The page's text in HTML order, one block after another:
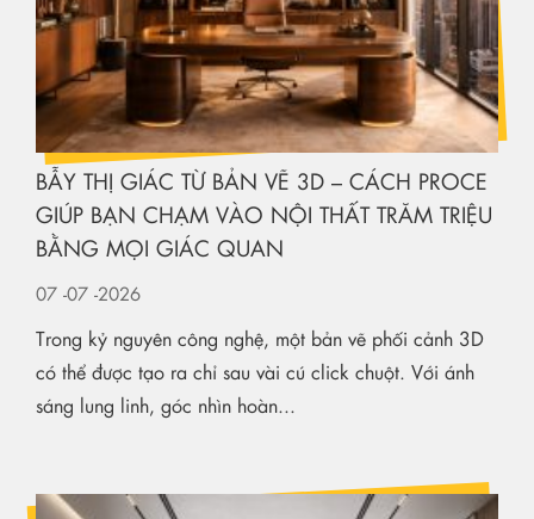
BẪY THỊ GIÁC TỪ BẢN VẼ 3D – CÁCH PROCE
GIÚP BẠN CHẠM VÀO NỘI THẤT TRĂM TRIỆU
BẰNG MỌI GIÁC QUAN
07 -07 -2026
Trong kỷ nguyên công nghệ, một bản vẽ phối cảnh 3D
có thể được tạo ra chỉ sau vài cú click chuột. Với ánh
sáng lung linh, góc nhìn hoàn...